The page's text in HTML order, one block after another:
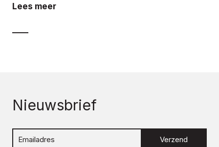
Lees meer
Nieuwsbrief
Verzend